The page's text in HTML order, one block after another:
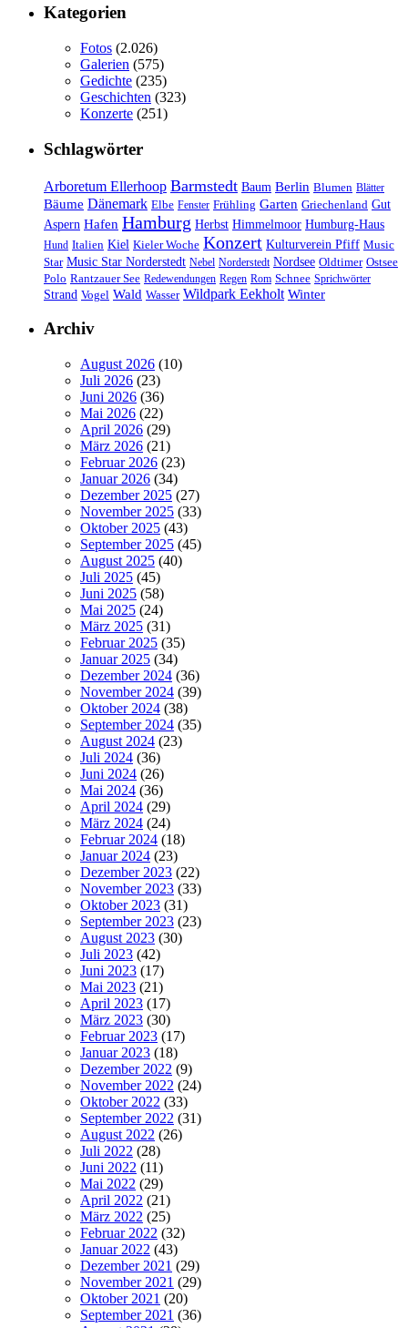
Kategorien
Fotos (2.026)
Galerien (575)
Gedichte (235)
Geschichten (323)
Konzerte (251)
Schlagwörter
Arboretum Ellerhoop Barmstedt Baum Berlin Blumen Blätter
Bäume Dänemark Elbe Fenster Frühling Garten Griechenland Gut
Aspern Hafen Hamburg Herbst Himmelmoor Humburg-Haus
Hund Italien Kiel Kieler Woche Konzert Kulturverein Pfiff Music
Star Music Star Norderstedt Nebel Norderstedt Nordsee Oldtimer Ostsee
Polo Rantzauer See Redewendungen Regen Rom Schnee Sprichwörter
Strand Vogel Wald Wasser Wildpark Eekholt Winter
Archiv
August 2026 (10)
Juli 2026 (23)
Juni 2026 (36)
Mai 2026 (22)
April 2026 (29)
März 2026 (21)
Februar 2026 (23)
Januar 2026 (34)
Dezember 2025 (27)
November 2025 (33)
Oktober 2025 (43)
September 2025 (45)
August 2025 (40)
Juli 2025 (45)
Juni 2025 (58)
Mai 2025 (24)
März 2025 (31)
Februar 2025 (35)
Januar 2025 (34)
Dezember 2024 (36)
November 2024 (39)
Oktober 2024 (38)
September 2024 (35)
August 2024 (23)
Juli 2024 (36)
Juni 2024 (26)
Mai 2024 (36)
April 2024 (29)
März 2024 (24)
Februar 2024 (18)
Januar 2024 (23)
Dezember 2023 (22)
November 2023 (33)
Oktober 2023 (31)
September 2023 (23)
August 2023 (30)
Juli 2023 (42)
Juni 2023 (17)
Mai 2023 (21)
April 2023 (17)
März 2023 (30)
Februar 2023 (17)
Januar 2023 (18)
Dezember 2022 (9)
November 2022 (24)
Oktober 2022 (33)
September 2022 (31)
August 2022 (26)
Juli 2022 (28)
Juni 2022 (11)
Mai 2022 (29)
April 2022 (21)
März 2022 (25)
Februar 2022 (32)
Januar 2022 (43)
Dezember 2021 (29)
November 2021 (29)
Oktober 2021 (20)
September 2021 (36)